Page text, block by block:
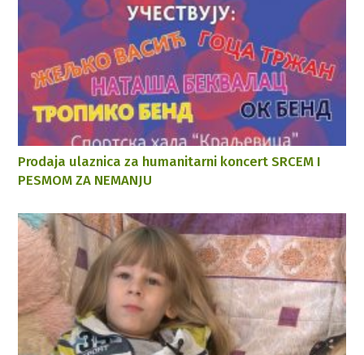
Prodaja ulaznica za humanitarni koncert SRCEM I
PESMOM ZA NEMANJU